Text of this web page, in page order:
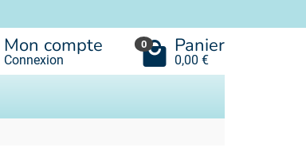
Mon compte
Connexion
0 Panier
0,00 €